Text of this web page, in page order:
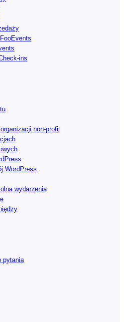
ins
non-profit
WordPress
wydarzenia
pytania